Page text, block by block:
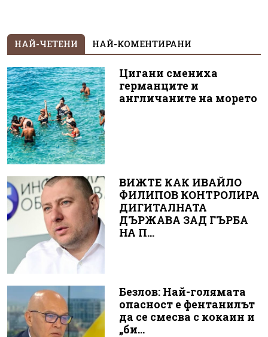
НАЙ-ЧЕТЕНИ НАЙ-КОМЕНТИРАНИ
Цигани смениха
германците и
англичаните на морето
ВИЖТЕ КАК ИВАЙЛО
ФИЛИПОВ КОНТРОЛИРА
ДИГИТАЛНАТА
ДЪРЖАВА ЗАД ГЪРБА
НА П...
Безлов: Най-голямата
опасност е фентанилът
да се смесва с кокаин и
„би...